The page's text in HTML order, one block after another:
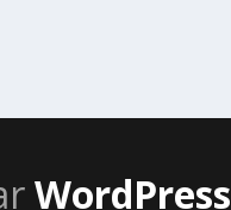
WordPress